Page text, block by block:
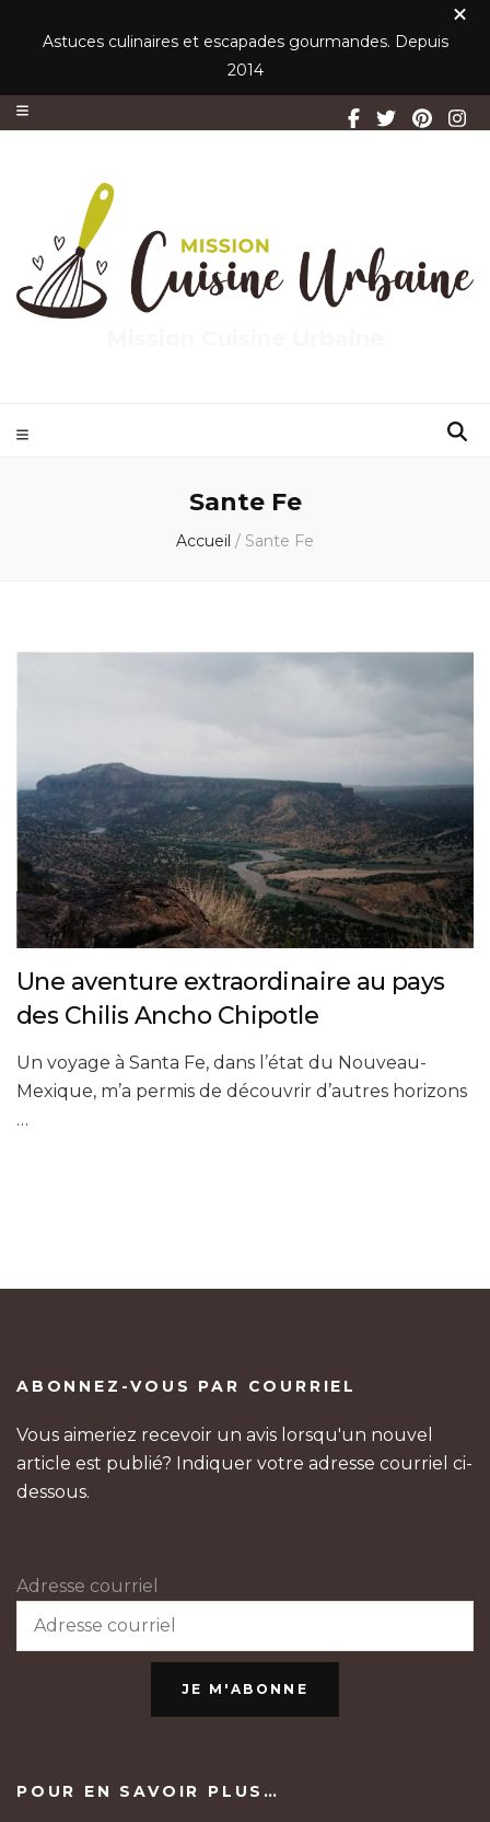
Astuces culinaires et escapades gourmandes. Depuis
2014
Sante Fe
Accueil / Sante Fe
Une aventure extraordinaire au pays
des Chilis Ancho Chipotle
Un voyage à Santa Fe, dans l’état du Nouveau-
Mexique, m’a permis de découvrir d’autres horizons
…
ABONNEZ-VOUS PAR COURRIEL
Vous aimeriez recevoir un avis lorsqu'un nouvel
article est publié? Indiquer votre adresse courriel ci-
dessous.
Adresse courriel
JE M'ABONNE
POUR EN SAVOIR PLUS…